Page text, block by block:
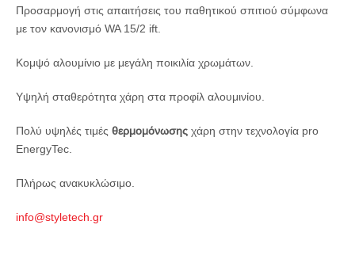
Προσαρμογή στις απαιτήσεις του παθητικού σπιτιού σύμφωνα
με τον κανονισμό WA 15/2 ift.
Κομψό αλουμίνιο με μεγάλη ποικιλία χρωμάτων.
Υψηλή σταθερότητα χάρη στα προφίλ αλουμινίου.
Πολύ υψηλές τιμές θερμομόνωσης χάρη στην τεχνολογία pro
EnergyTec.
Πλήρως ανακυκλώσιμο.
info@styletech.gr